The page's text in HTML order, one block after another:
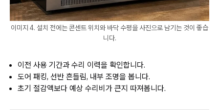
이미지 4. 설치 전에는 콘센트 위치와 바닥 수평을 사진으로 남기는 것이 좋습
니다.
이전 사용 기간과 수리 이력을 확인합니다.
도어 패킹, 선반 흔들림, 내부 조명을 봅니다.
초기 절감액보다 예상 수리비가 큰지 따져봅니다.